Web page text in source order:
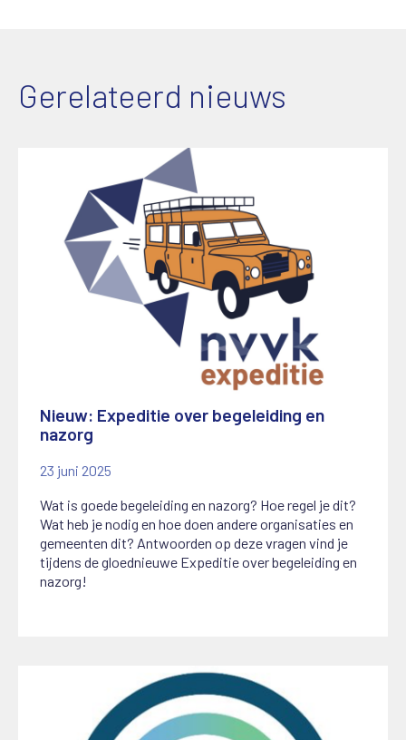
Gerelateerd nieuws
Nieuw: Expeditie over begeleiding en
nazorg
23 juni 2025
Wat is goede begeleiding en nazorg? Hoe regel je dit?
Wat heb je nodig en hoe doen andere organisaties en
gemeenten dit? Antwoorden op deze vragen vind je
tijdens de gloednieuwe Expeditie over begeleiding en
nazorg!